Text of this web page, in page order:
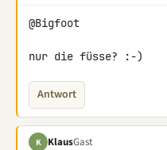
@Bigfoot
nur die füsse? :-)
Antwort
K KlausGast